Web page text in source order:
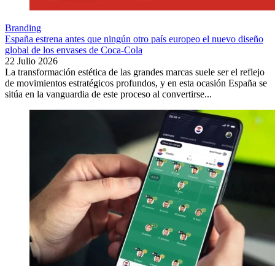
Branding
España estrena antes que ningún otro país europeo el nuevo diseño
global de los envases de Coca-Cola
22 Julio 2026
La transformación estética de las grandes marcas suele ser el reflejo
de movimientos estratégicos profundos, y en esta ocasión España se
sitúa en la vanguardia de este proceso al convertirse...